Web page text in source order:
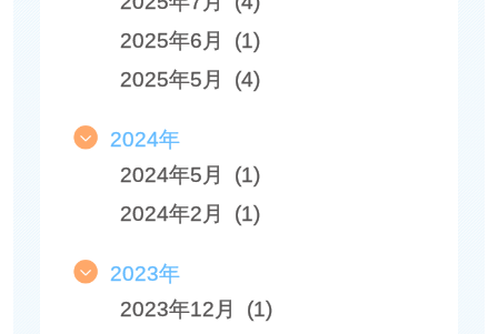
2025年6月 (1)
2025年5月 (4)
2024年
2024年5月 (1)
2024年2月 (1)
2023年
2023年12月 (1)